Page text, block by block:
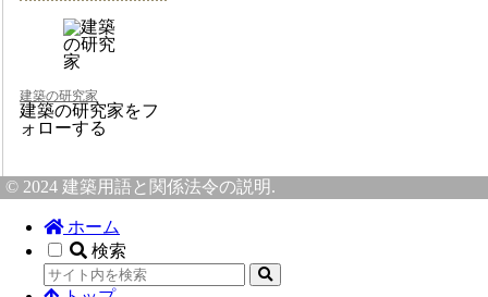
建築の研究家
建築の研究家をフ
ォローする
© 2024 建築用語と関係法令の説明.
ホーム
検索